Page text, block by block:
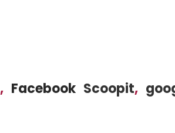
, Facebook Scoopit,